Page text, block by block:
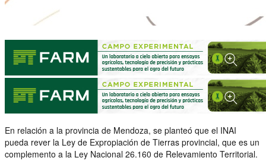
En relación a la provincia de Mendoza, se planteó que el INAI
pueda rever la Ley de Expropiación de Tierras provincial, que es un
complemento a la Ley Nacional 26.160 de Relevamiento Territorial.